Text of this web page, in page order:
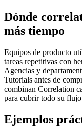
Dónde
más tiempo
Equipos de producto
tareas repetitivas con
Agencias y
Tutorials antes de
combinan Correlation
para cubrir todo su
Ejemplos